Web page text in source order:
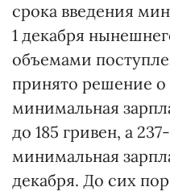
срока введения
1 декабря
объемами
принято решение о
минимальная
до 185 гривен, а
минимальная
декабря. До сих